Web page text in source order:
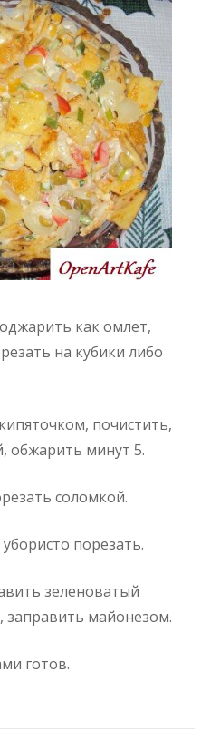
как омлет,
на кубики либо
почистить,
обжарить минут 5.
соломкой.
порезать.
зеленоватый
заправить майонезом.
готов.